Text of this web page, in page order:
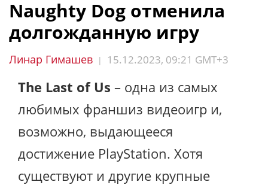
Naughty Dog отменила
долгожданную игру
Линар Гимашев | 15.12.2023, 09:21 GMT+3
The Last of Us – одна из самых
любимых франшиз видеоигр и,
возможно, выдающееся
достижение PlayStation. Хотя
существуют и другие крупные